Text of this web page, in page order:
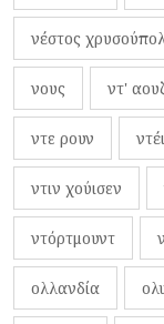
νέστος
νους ντ'
ντε ρουν
ντιν χούισεν
ντόρτμουντ
ολλανδία